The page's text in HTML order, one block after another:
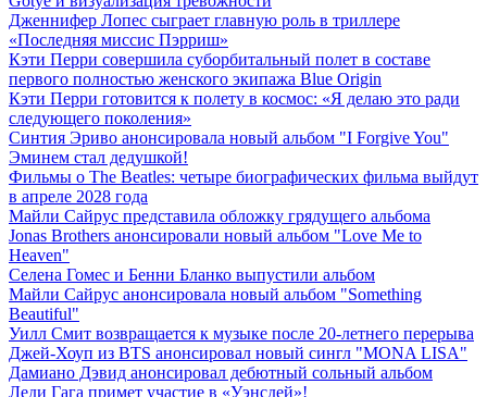
Дженнифер Лопес сыграет главную роль в триллере
«Последняя миссис Пэрриш»
Кэти Перри совершила суборбитальный полет в составе
первого полностью женского экипажа Blue Origin
Кэти Перри готовится к полету в космос: «Я делаю это ради
следующего поколения»
Синтия Эриво анонсировала новый альбом "I Forgive You"
Эминем стал дедушкой!
Фильмы о The Beatles: четыре биографических фильма выйдут
в апреле 2028 года
Майли Сайрус представила обложку грядущего альбома
Jonas Brothers анонсировали новый альбом "Love Me to
Heaven"
Селена Гомес и Бенни Бланко выпустили альбом
Майли Сайрус анонсировала новый альбом "Something
Beautiful"
Уилл Смит возвращается к музыке после 20-летнего перерыва
Джей-Хоуп из BTS анонсировал новый сингл "MONA LISA"
Дамиано Дэвид анонсировал дебютный сольный альбом
Леди Гага примет участие в «Уэнсдей»!